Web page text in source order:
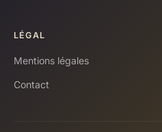
LÉGAL
Mentions légales
Contact